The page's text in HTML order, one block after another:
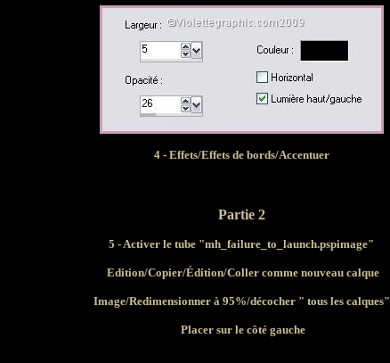
4 - Effets/Effets de bords/Accentuer
Partie 2
5 - Activer le tube "mh_failure_to_launch.pspimage"
Edition/Copier/Édition/Coller comme nouveau calque
Image/Redimensionner à 95%/décocher " tous les calques"
Placer sur le côté gauche